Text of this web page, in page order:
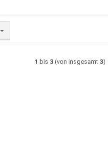
1 bis 3(von insgesamt 3)